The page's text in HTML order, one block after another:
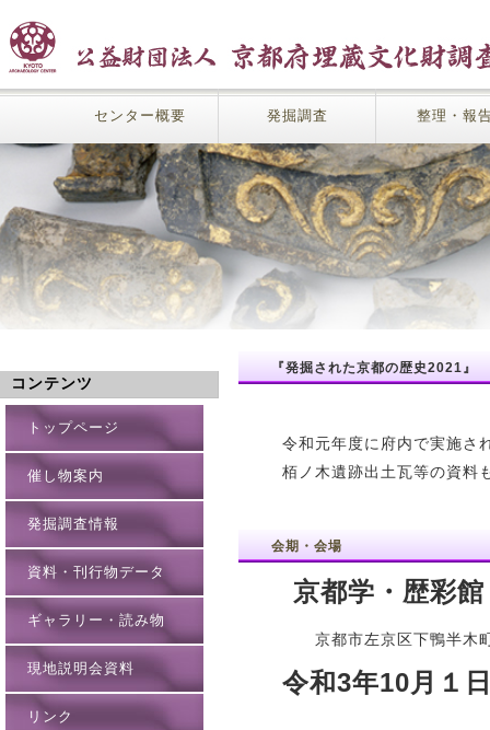
センター概要 発掘調査 整理・報
『発掘された京都の歴史2021
令和元年度に府内で実施さ
栢ノ木遺跡出土瓦等の資料
会期・会場
京都学・歴彩
京都市左京区下
令和3年10月１
コンテンツ
トップページ
催し物案内
発掘調査情報
資料・刊行物データ
ギャラリー・読み物
現地説明会資料
リンク